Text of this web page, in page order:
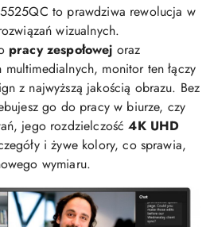
to prawdziwa rewolucja w
wizualnych.
pracy zespołowej oraz
monitor ten łączy
z najwyższą jakością obrazu. Bez
go do pracy w biurze, czy
jego rozdzielczość4K UHD
i żywe kolory, co sprawia,
wymiaru.